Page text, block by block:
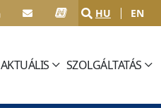
HU EN
AKTUÁLIS SZOLGÁLTATÁS